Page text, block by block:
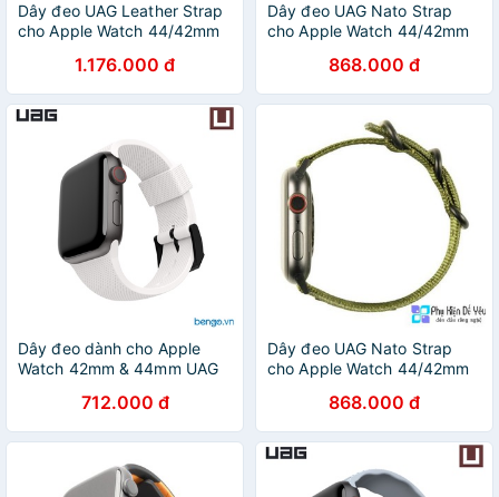
Dây đeo UAG Leather Strap
cho Apple Watch 44/42mm
1.176.000 đ
Dây đeo UAG Nato Strap
cho Apple Watch 44/42mm
868.000 đ
Dây đeo dành cho Apple
Watch 42mm & 44mm UAG
712.000 đ
Dây đeo UAG Nato Strap
cho Apple Watch 44/42mm
Apple Watch SE [ CHÍNH
HÃNG PHÂN PHỐI VN]
868.000 đ